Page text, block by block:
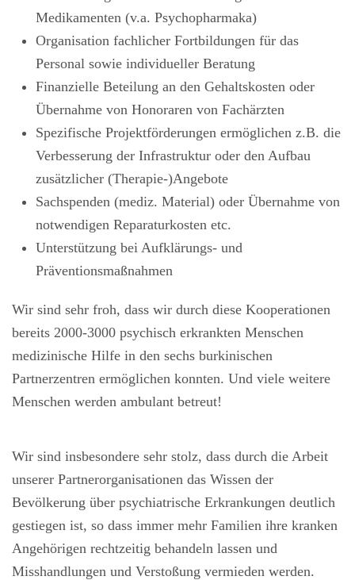
Medikamenten (v.a. Psychopharmaka)
Organisation fachlicher Fortbildungen für das
Personal sowie individueller Beratung
Finanzielle Beteilung an den Gehaltskosten oder
Übernahme von Honoraren von Fachärzten
Spezifische Projektförderungen ermöglichen z.B. die
Verbesserung der Infrastruktur oder den Aufbau
zusätzlicher (Therapie-)Angebote
Sachspenden (mediz. Material) oder Übernahme von
notwendigen Reparaturkosten etc.
Unterstützung bei Aufklärungs- und
Präventionsmaßnahmen
Wir sind sehr froh, dass wir durch diese Kooperationen
bereits 2000-3000 psychisch erkrankten Menschen
medizinische Hilfe in den sechs burkinischen
Partnerzentren ermöglichen konnten. Und viele weitere
Menschen werden ambulant betreut!
Wir sind insbesondere sehr stolz, dass durch die Arbeit
unserer Partnerorganisationen das Wissen der
Bevölkerung über psychiatrische Erkrankungen deutlich
gestiegen ist, so dass immer mehr Familien ihre kranken
Angehörigen rechtzeitig behandeln lassen und
Misshandlungen und Verstoßung vermieden werden.